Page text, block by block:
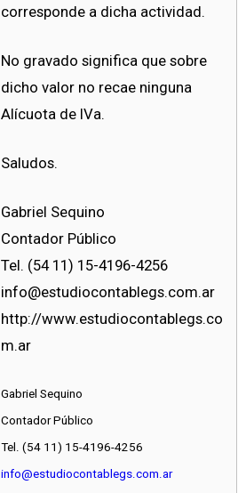
corresponde a dicha actividad.
No gravado significa que sobre
dicho valor no recae ninguna
Alícuota de IVa.
Saludos.
Gabriel Sequino
Contador Público
Tel. (54 11) 15-4196-4256
info@estudiocontablegs.com.ar
http://www.estudiocontablegs.co
m.ar
Gabriel Sequino
Contador Público
Tel. (54 11) 15-4196-4256
info@estudiocontablegs.com.ar